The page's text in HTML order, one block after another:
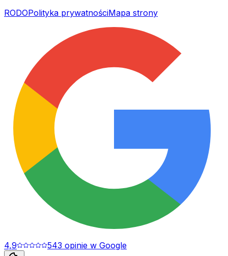
RODOPolityka prywatnościMapa strony
4,9 543 opinie w Google